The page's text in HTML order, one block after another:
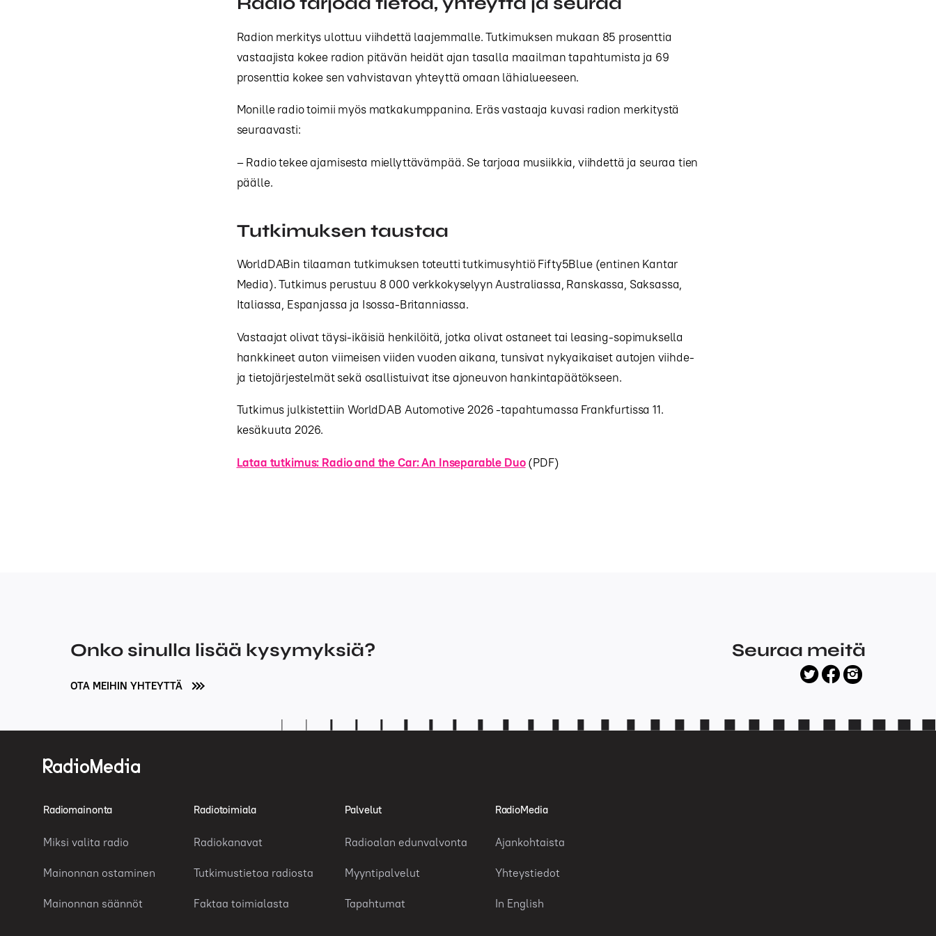
Radion merkitys ulottuu viihdettä laajemmalle. Tutkimuksen mukaan 85 prosenttia
vastaajista kokee radion pitävän heidät ajan tasalla maailman tapahtumista ja 69
prosenttia kokee sen vahvistavan yhteyttä omaan lähialueeseen.
Monille radio toimii myös matkakumppanina. Eräs vastaaja kuvasi radion merkitystä
seuraavasti:
– Radio tekee ajamisesta miellyttävämpää. Se tarjoaa musiikkia, viihdettä ja seuraa tien
päälle.
Tutkimuksen taustaa
WorldDABin tilaaman tutkimuksen toteutti tutkimusyhtiö Fifty5Blue (entinen Kantar
Media). Tutkimus perustuu 8 000 verkkokyselyyn Australiassa, Ranskassa, Saksassa,
Italiassa, Espanjassa ja Isossa-Britanniassa.
Vastaajat olivat täysi-ikäisiä henkilöitä, jotka olivat ostaneet tai leasing-sopimuksella
hankkineet auton viimeisen viiden vuoden aikana, tunsivat nykyaikaiset autojen viihde-
ja tietojärjestelmät sekä osallistuivat itse ajoneuvon hankintapäätökseen.
Tutkimus julkistettiin WorldDAB Automotive 2026 -tapahtumassa Frankfurtissa 11.
kesäkuuta 2026.
Lataa tutkimus: Radio and the Car: An Inseparable Duo(PDF)
Onko sinulla lisää kysymyksiä?
OTA MEIHIN YHTEYTTÄ
Seuraa meitä
twitter
facebook
instagram
Radiomainonta
Miksi valita radio
Mainonnan ostaminen
Mainonnan säännöt
Radiotoimiala
Radiokanavat
Tutkimustietoa radiosta
Faktaa toimialasta
Palvelut
Radioalan edunvalvonta
Myyntipalvelut
Tapahtumat
RadioMedia
Ajankohtaista
Yhteystiedot
In English